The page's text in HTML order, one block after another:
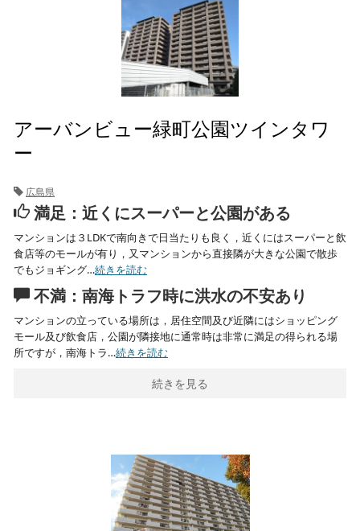
アーバンビュー緑町公園ツインタワ
ー
広島県
満足：近くにスーパーと公園がある
マンションは３LDKで南向きで日当たりも良く，近くにはスーパーと飲
食店等のモールが有り，又マンションから直接隣が大きな公園で散歩
でもジョギング…続きを読む
不満：南海トラフ時に洪水の不安あり
マンションの立っている場所は，居住空間及び近隣にはショッピング
モール及び飲食店，公園が隣接地に通常時は非常に満足の得られる場
所ですが，南海トラ…続きを読む
続きを見る